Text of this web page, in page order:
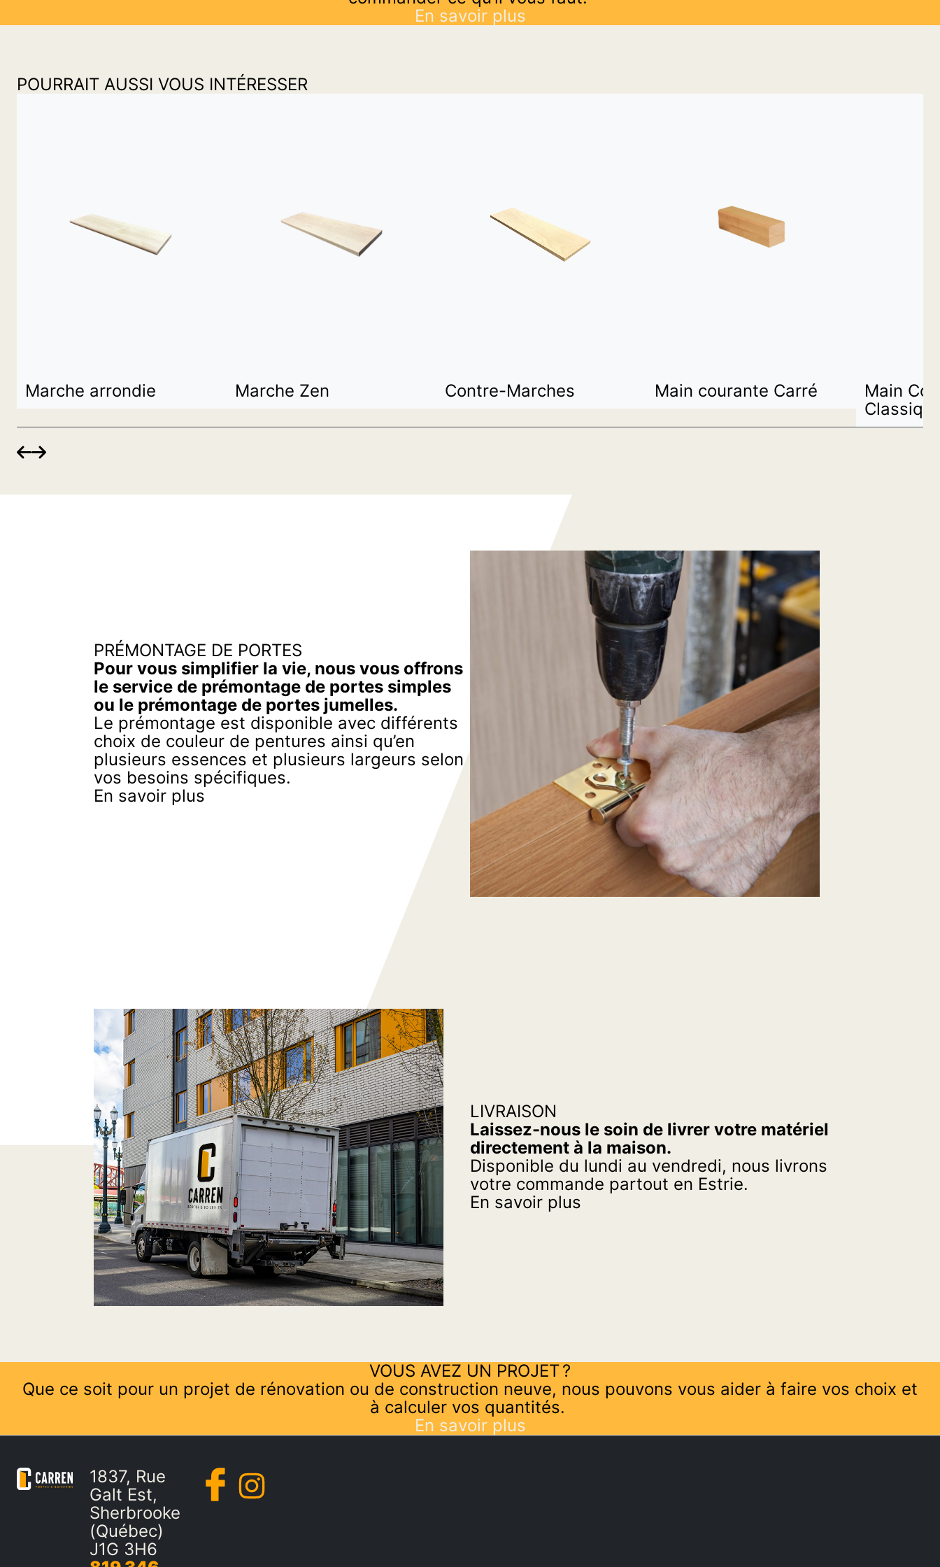
En savoir plus
POURRAIT AUSSI VOUS INTÉRESSER
Marche arrondie Marche Zen Contre-Marches Main courante Carré
Main

PRÉMONTAGE DE PORTES
Pour vous simplifier la vie, nous vous offrons
le service de prémontage de portes simples
ou le prémontage de portes jumelles.
Le prémontage est disponible avec différents
choix de couleur de pentures ainsi qu’en
plusieurs essences et plusieurs largeurs selon
vos besoins spécifiques.
En savoir plus
LIVRAISON
Laissez-nous le soin de livrer votre matériel
directement à la maison.
Disponible du lundi au vendredi, nous livrons
votre commande partout en Estrie.
En savoir plus
VOUS AVEZ UN PROJET ?
Que ce soit pour un projet de rénovation ou de construction neuve, nous pouvons vous aider à faire vos choix et
à calculer vos quantités.
En savoir plus
1837, Rue
Galt Est,
Sherbrooke
(Québec)
J1G 3H6